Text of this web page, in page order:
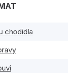
chodidla